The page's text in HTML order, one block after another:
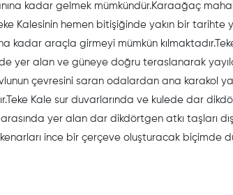
kadar gelmek mümkündür.Karaağaç
Kalesinin hemen bitişiğinde yakın bir tarihte
kadar araçla girmeyi mümkün
yer alan ve güneye doğru teraslanarak
çevresini saran odalardan ana karakol
Kale sur duvarlarında ve kulede dar
arasında yer alan dar dikdörtgen atkı taşları
kenarları ince bir çerçeve oluşturacak biçimde